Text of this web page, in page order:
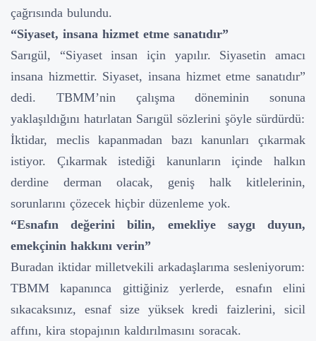
çağrısında bulundu.
“Siyaset, insana hizmet etme sanatıdır”
Sarıgül, “Siyaset insan için yapılır. Siyasetin amacı
insana hizmettir. Siyaset, insana hizmet etme sanatıdır”
dedi. TBMM’nin çalışma döneminin sonuna
yaklaşıldığını hatırlatan Sarıgül sözlerini şöyle sürdürdü:
İktidar, meclis kapanmadan bazı kanunları çıkarmak
istiyor. Çıkarmak istediği kanunların içinde halkın
derdine derman olacak, geniş halk kitlelerinin,
sorunlarını çözecek hiçbir düzenleme yok.
“Esnafın değerini bilin, emekliye saygı duyun,
emekçinin hakkını verin”
Buradan iktidar milletvekili arkadaşlarıma sesleniyorum:
TBMM kapanınca gittiğiniz yerlerde, esnafın elini
sıkacaksınız, esnaf size yüksek kredi faizlerini, sicil
affını, kira stopajının kaldırılmasını soracak.